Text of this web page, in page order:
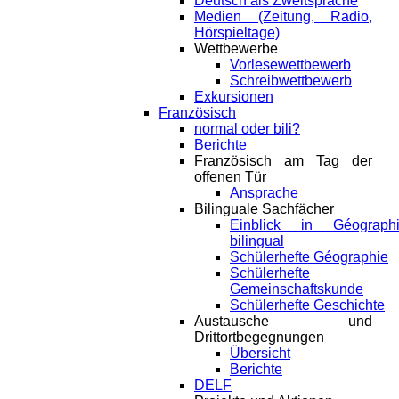
Medien (Zeitung, Radio,
Hörspieltage)
Wettbewerbe
Vorlesewettbewerb
Schreibwettbewerb
Exkursionen
Französisch
normal oder bili?
Berichte
Französisch am Tag der
offenen Tür
Ansprache
Bilinguale Sachfächer
Einblick in
bilingual
Schülerhefte Géographie
Schülerhefte
Gemeinschaftskunde
Schülerhefte Geschichte
Austausche und
Drittortbegegnungen
Übersicht
Berichte
DELF